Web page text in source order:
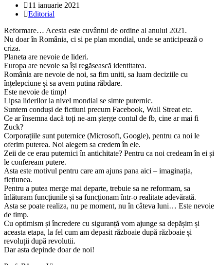
Post
published:
11 ianuarie 2021
Post
Editorial
Reformare… Acesta este cuvântul de ordine al anului 2021.
Nu doar în România, ci si pe plan mondial, unde se anticipează o
criza.
Planeta are nevoie de lideri.
Europa are nevoie sa își regăsească identitatea.
România are nevoie de noi, sa fim uniti, sa luam deciziile cu
înțelepciune și sa avem putina răbdare.
Este nevoie de timp!
Lipsa liderilor la nivel mondial se simte puternic.
Suntem conduși de fictiuni precum Facebook, Wall Streat etc.
Ce ar însemna dacă toți ne-am șterge contul de fb, cine ar mai fi
Zuck?
Corporațiile sunt puternice (Microsoft, Google), pentru ca noi le
oferim puterea. Noi alegem sa credem în ele.
Zeii de ce erau puternici în antichitate? Pentru ca noi credeam în ei și
le confeream putere.
Asta este motivul pentru care am ajuns pana aici – imaginația,
ficțiunea.
Pentru a putea merge mai departe, trebuie sa ne reformam, sa
înlăturam funcțiunile și sa funcționam într-o realitate adevărată.
Asta se poate realiza, nu pe moment, nu în câteva luni… Este nevoie
de timp.
Cu optimism și încredere cu siguranță vom ajunge sa depășim și
aceasta etapa, la fel cum am depasit războaie după războaie și
revoluții după revolutii.
Dar asta depinde doar de noi!